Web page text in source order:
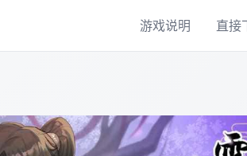
游戏说明 直接